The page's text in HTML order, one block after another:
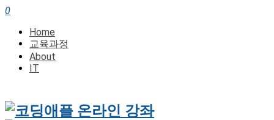
0
Home
교육과정
About
IT